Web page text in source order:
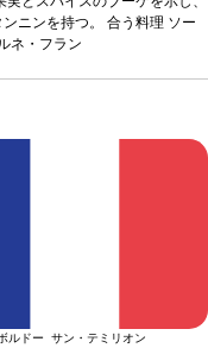
ニンを持つ。 合う料理 ソー
ネ・フラン
ルドー サン・テミリオン